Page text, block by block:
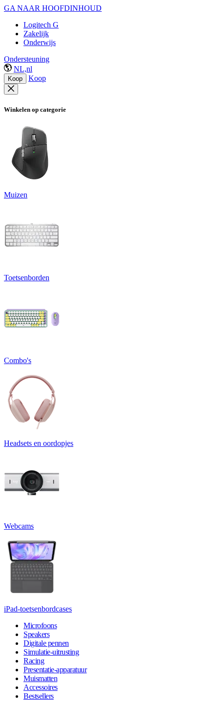
GA NAAR HOOFDINHOUD
Logitech G
Zakelijk
Onderwijs
Ondersteuning
NL,nl
Koop Koop
Winkelen op categorie
Muizen
Toetsenborden
Combo's
Headsets en oordopjes
Webcams
iPad-toetsenbordcases
Microfoons
Speakers
Digitale pennen
Simulatie-uitrusting
Racing
Presentatie-apparatuur
Muismatten
Accessoires
Bestsellers